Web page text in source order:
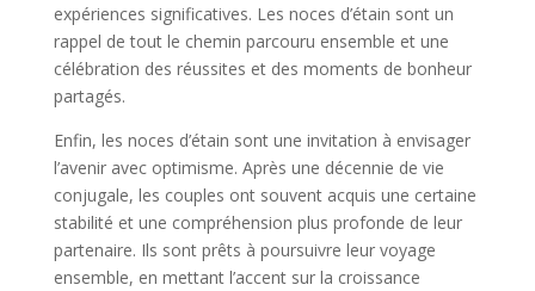
expériences significatives. Les noces d’étain sont un
rappel de tout le chemin parcouru ensemble et une
célébration des réussites et des moments de bonheur
partagés.
Enfin, les noces d’étain sont une invitation à envisager
l’avenir avec optimisme. Après une décennie de vie
conjugale, les couples ont souvent acquis une certaine
stabilité et une compréhension plus profonde de leur
partenaire. Ils sont prêts à poursuivre leur voyage
ensemble, en mettant l’accent sur la croissance